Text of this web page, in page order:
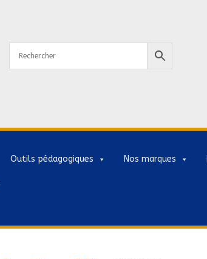
Outils pédagogiques Nos marques